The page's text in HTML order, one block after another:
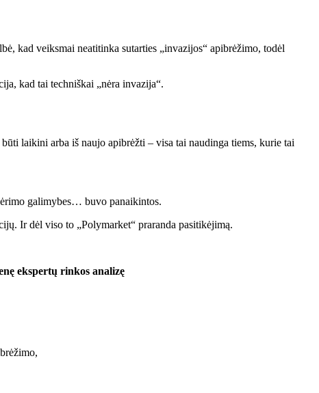
kad veiksmai neatitinka sutarties „invazijos“ apibrėžimo, todėl
kad tai techniškai „nėra invazija“.
laikini arba iš naujo apibrėžti – visa tai naudinga tiems, kurie tai
galimybes… buvo panaikintos.
Ir dėl viso to „Polymarket“ praranda pasitikėjimą.
ekspertų rinkos analizę